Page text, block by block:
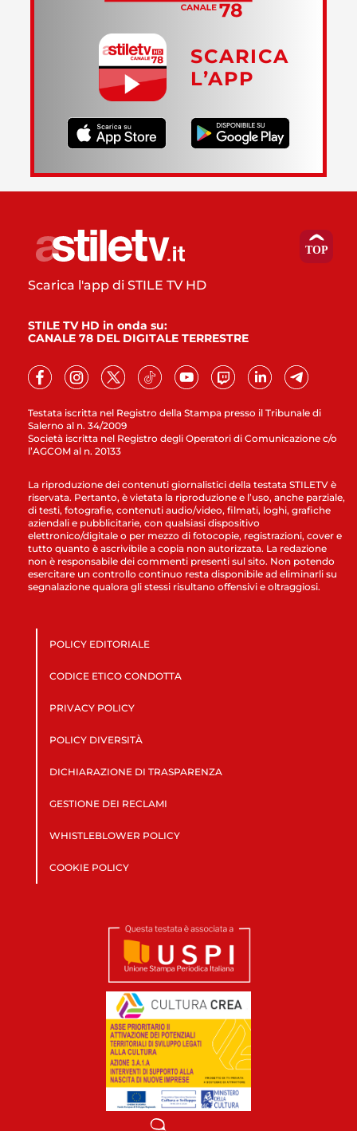
SCARICA
L’APP
Testata iscritta nel Registro della Stampa presso il Tribunale di
Salerno al n. 34/2009
Società iscritta nel Registro degli Operatori di Comunicazione c/o
l’AGCOM al n. 20133
Scarica l'app di STILE TV HD
STILE TV HD in onda su:
CANALE 78 DEL DIGITALE TERRESTRE
La riproduzione dei contenuti giornalistici della testata STILETV è
riservata. Pertanto, è vietata la riproduzione e l’uso, anche parziale,
di testi, fotografie, contenuti audio/video, filmati, loghi, grafiche
aziendali e pubblicitarie, con qualsiasi dispositivo
elettronico/digitale o per mezzo di fotocopie, registrazioni, cover e
tutto quanto è ascrivibile a copia non autorizzata. La redazione
non è responsabile dei commenti presenti sul sito. Non potendo
esercitare un controllo continuo resta disponibile ad eliminarli su
segnalazione qualora gli stessi risultano offensivi e oltraggiosi.
POLICY EDITORIALE
CODICE ETICO CONDOTTA
PRIVACY POLICY
POLICY DIVERSITÀ
DICHIARAZIONE DI TRASPARENZA
GESTIONE DEI RECLAMI
WHISTLEBLOWER POLICY
COOKIE POLICY